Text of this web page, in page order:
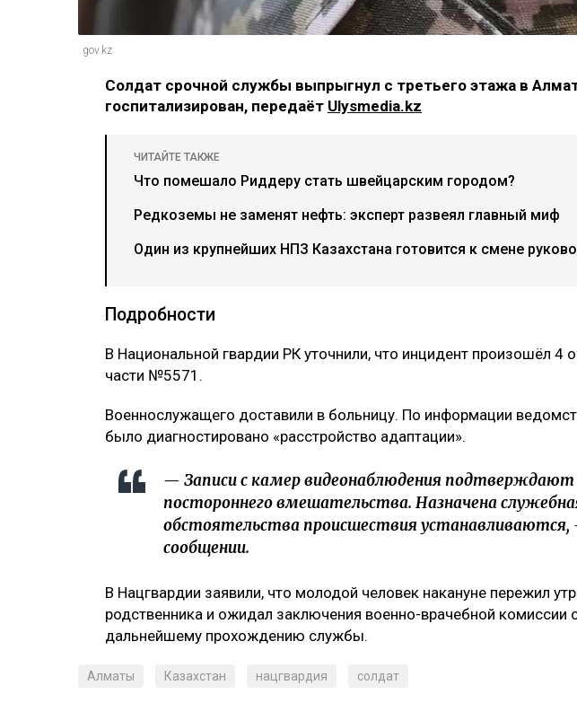
gov.kz
Солдат срочной службы выпрыгнул с третьего этажа в
госпитализирован, передаёт Ulysmedia.kz
ЧИТАЙТЕ ТАКЖЕ
Что помешало Риддеру стать швейцарским городом?
Редкоземы не заменят нефть: эксперт развеял главный миф
Один из крупнейших НПЗ Казахстана готовится к смене
Подробности
В Национальной гвардии РК уточнили, что инцидент произошёл 4
части №5571.
Военнослужащего доставили в больницу. По информации
было диагностировано «расстройство адаптации».
— Записи с камер видеонаблюдения
постороннего вмешательства. Назначена
обстоятельства происшествия устанавливаются,
сообщении.
В Нацгвардии заявили, что молодой человек накануне пережил
родственника и ожидал заключения военно-врачебной комиссии
дальнейшему прохождению службы.
Алматы Казахстан нацгвардия солдат